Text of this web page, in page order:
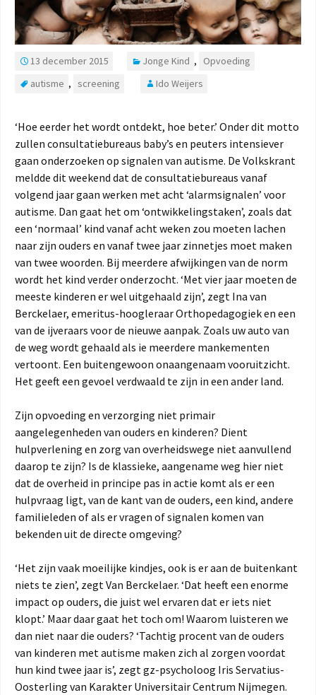
13 december 2015 Jonge Kind ,
Opvoeding
autisme , screening Ido Weijers
‘Hoe eerder het wordt ontdekt, hoe beter.’ Onder dit motto
zullen consultatiebureaus baby’s en peuters intensiever
gaan onderzoeken op signalen van autisme. De Volkskrant
meldde dit weekend dat de consultatiebureaus vanaf
volgend jaar gaan werken met acht ‘alarmsignalen’ voor
autisme. Dan gaat het om ‘ontwikkelingstaken’, zoals dat
een ‘normaal’ kind vanaf acht weken zou moeten lachen
naar zijn ouders en vanaf twee jaar zinnetjes moet maken
van twee woorden. Bij meerdere afwijkingen van de norm
wordt het kind verder onderzocht. ‘Met vier jaar moeten de
meeste kinderen er wel uitgehaald zijn’, zegt Ina van
Berckelaer, emeritus-hoogleraar Orthopedagogiek en een
van de ijveraars voor de nieuwe aanpak. Zoals uw auto van
de weg wordt gehaald als ie meerdere mankementen
vertoont. Een buitengewoon onaangenaam vooruitzicht.
Het geeft een gevoel verdwaald te zijn in een ander land.
Zijn opvoeding en verzorging niet primair
aangelegenheden van ouders en kinderen? Dient
hulpverlening en zorg van overheidswege niet aanvullend
daarop te zijn? Is de klassieke, aangename weg hier niet
dat de overheid in principe pas in actie komt als er een
hulpvraag ligt, van de kant van de ouders, een kind, andere
familieleden of als er vragen of signalen komen van
bekenden uit de directe omgeving?
‘Het zijn vaak moeilijke kindjes, ook is er aan de buitenkant
niets te zien’, zegt Van Berckelaer. ‘Dat heeft een enorme
impact op ouders, die juist wel ervaren dat er iets niet
klopt.’ Maar daar gaat het toch om! Waarom luisteren we
dan niet naar die ouders? ‘Tachtig procent van de ouders
van kinderen met autisme maken zich al zorgen voordat
hun kind twee jaar is’, zegt gz-psycholoog Iris Servatius-
Oosterling van Karakter Universitair Centrum Nijmegen.